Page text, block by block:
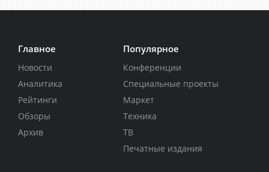
Главное
Новости
Аналитика
Рейтинги
Обзоры
Архив
Популярное
Конференции
Специальные проекты
Маркет
Техника
ТВ
Печатные издания